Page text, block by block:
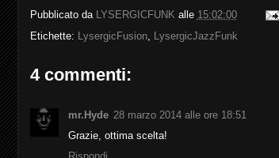
Pubblicato da LYSERGICFUNK alle 15:02:00
Etichette: LysergicFusion, LysergicJazzFunk
4 commenti:
mr.Hyde 28 marzo 2014 alle ore 18:51
Grazie, ottima scelta!